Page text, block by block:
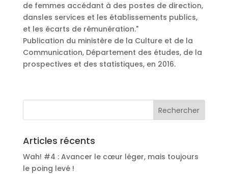
de femmes accédant à des postes de direction,
dansles services et les établissements publics,
et les écarts de rémunération."
Publication du ministère de la Culture et de la
Communication, Département des études, de la
prospectives et des statistiques, en 2016.
Articles récents
Wah! #4 : Avancer le cœur léger, mais toujours
le poing levé !